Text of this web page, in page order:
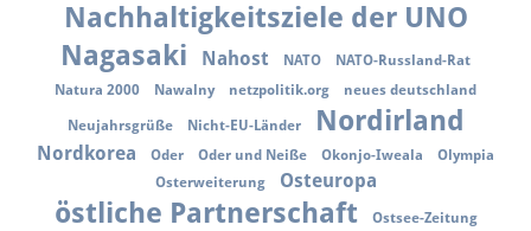
Nachhaltigkeitsziele der UNO
Nagasaki
Nahost NATO
NATO-Russland-Rat
Natura 2000
Nawalny netzpolitik.org neues deutschland
Neujahrsgrüße Nicht-EU-Länder Nordirland
Nordkorea Oder Oder und Neiße Okonjo-Iweala
Olympia
Osterweiterung
Osteuropa
östliche Partnerschaft Ostsee-Zeitung